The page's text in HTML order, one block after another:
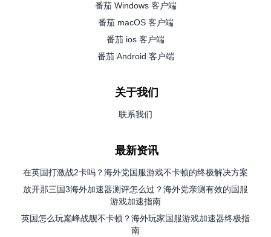
番茄 Windows 客户端
番茄 macOS 客户端
番茄 ios 客户端
番茄 Android 客户端
关于我们
联系我们
最新资讯
在英国打激战2卡吗？海外党国服游戏不卡顿的终极解决方案
放开那三国3海外加速器测评怎么过？海外党亲测有效的国服
游戏加速指南
英国怎么玩巅峰战舰不卡顿？海外玩家国服游戏加速器终极指
南